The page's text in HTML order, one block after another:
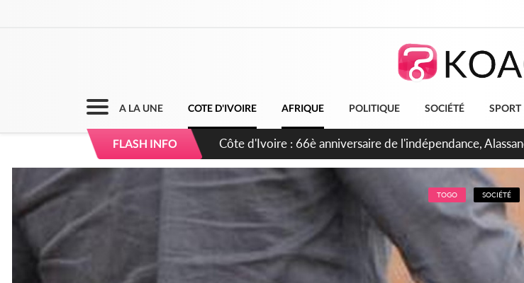
A LA UNE COTE D'IVOIRE AFRIQUE POLITIQUE SOCIÉTÉ SPORT
FLASH INFO
Côte d'Ivoire : À Abidjan, Amadou Oury Bah admire le
développement de la Guinée
TOGO SOCIÉTÉ